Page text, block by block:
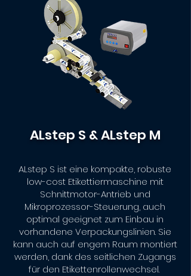
ALstep S & ALstep M
ALstep S ist eine kompakte, robuste
low-cost Etikettiermaschine mit
Schnittmotor-Antrieb und
Mikroprozessor-Steuerung, auch
optimal geeignet zum Einbau in
vorhandene Verpackungslinien. Sie
kann auch auf engem Raum montiert
werden, dank des seitlichen Zugangs
für den Etikettenrollenwechsel.